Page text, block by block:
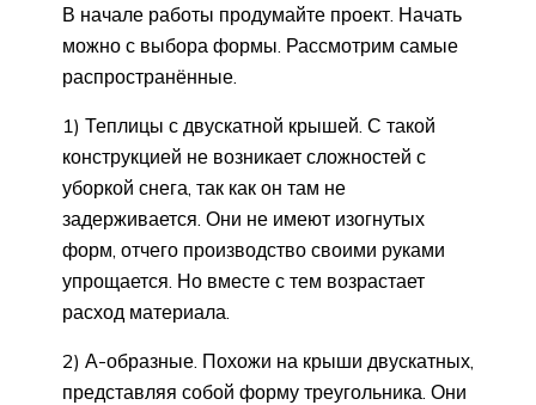
В начале работы продумайте проект. Начать
можно с выбора формы. Рассмотрим самые
распространённые.
1) Теплицы с двускатной крышей. С такой
конструкцией не возникает сложностей с
уборкой снега, так как он там не
задерживается. Они не имеют изогнутых
форм, отчего производство своими руками
упрощается. Но вместе с тем возрастает
расход материала.
2) А-образные. Похожи на крыши двускатных,
представляя собой форму треугольника. Они